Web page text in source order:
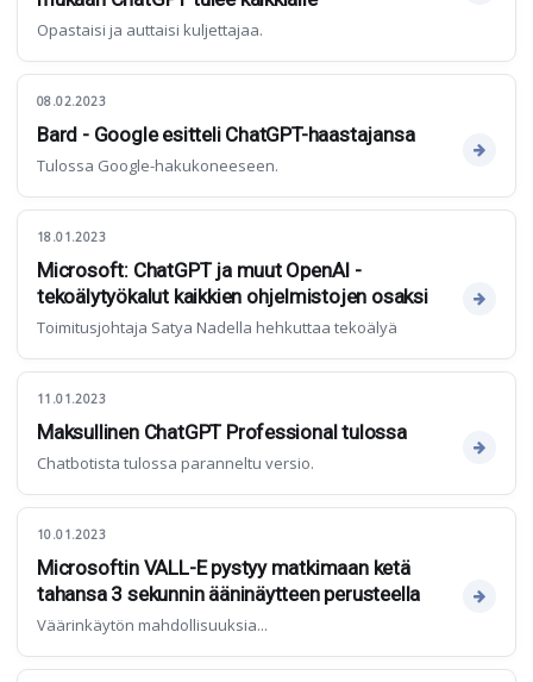
Opastaisi ja auttaisi kuljettajaa.
08.02.2023
Bard - Google esitteli ChatGPT-haastajansa
Tulossa Google-hakukoneeseen.
18.01.2023
Microsoft: ChatGPT ja muut OpenAI -
tekoälytyökalut kaikkien ohjelmistojen osaksi
Toimitusjohtaja Satya Nadella hehkuttaa tekoälyä
11.01.2023
Maksullinen ChatGPT Professional tulossa
Chatbotista tulossa paranneltu versio.
10.01.2023
Microsoftin VALL-E pystyy matkimaan ketä
tahansa 3 sekunnin ääninäytteen perusteella
Väärinkäytön mahdollisuuksia...